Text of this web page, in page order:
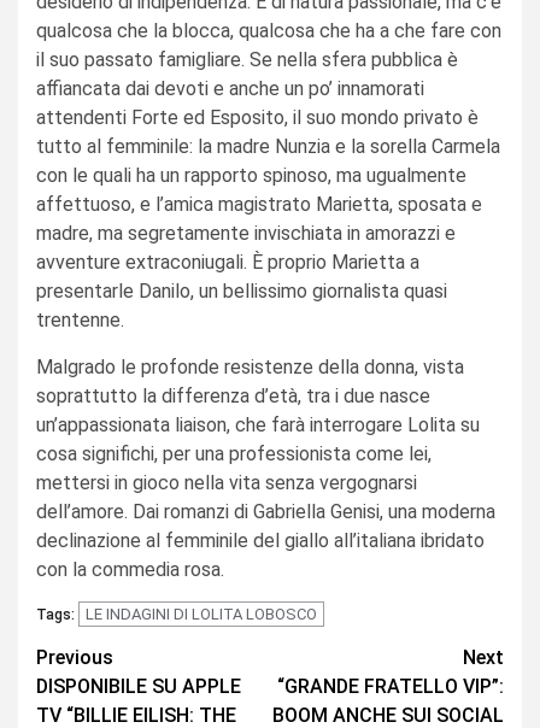
qualcosa che la blocca, qualcosa che ha a che fare con
il suo passato famigliare. Se nella sfera pubblica è
affiancata dai devoti e anche un po’ innamorati
attendenti Forte ed Esposito, il suo mondo privato è
tutto al femminile: la madre Nunzia e la sorella Carmela
con le quali ha un rapporto spinoso, ma ugualmente
affettuoso, e l’amica magistrato Marietta, sposata e
madre, ma segretamente invischiata in amorazzi e
avventure extraconiugali. È proprio Marietta a
presentarle Danilo, un bellissimo giornalista quasi
trentenne.
Malgrado le profonde resistenze della donna, vista
soprattutto la differenza d’età, tra i due nasce
un’appassionata liaison, che farà interrogare Lolita su
cosa significhi, per una professionista come lei,
mettersi in gioco nella vita senza vergognarsi
dell’amore. Dai romanzi di Gabriella Genisi, una moderna
declinazione al femminile del giallo all’italiana ibridato
con la commedia rosa.
Tags: LE INDAGINI DI LOLITA LOBOSCO
Continue
Reading
Previous
DISPONIBILE SU APPLE
TV “BILLIE EILISH: THE
Next
“GRANDE FRATELLO VIP”:
BOOM ANCHE SUI SOCIAL